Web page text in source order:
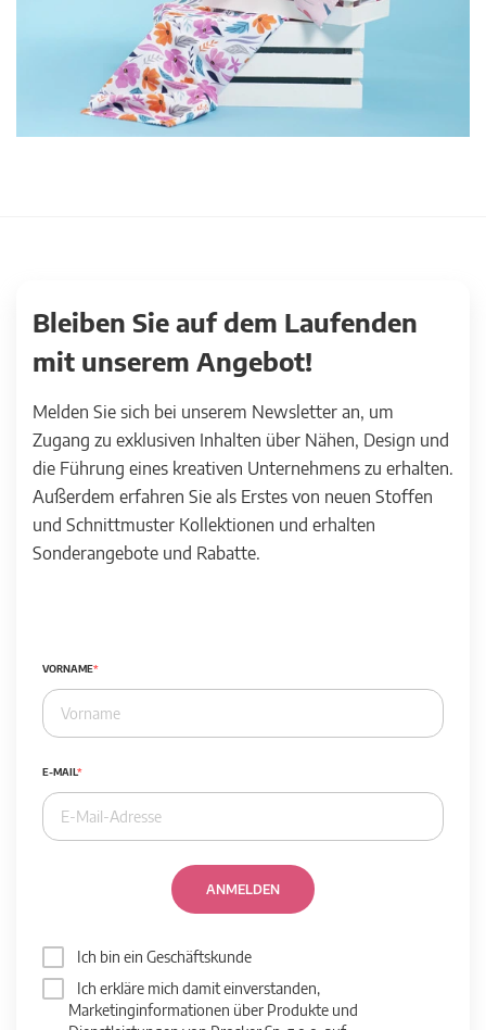
Bleiben Sie auf dem Laufenden
mit unserem Angebot!
Melden Sie sich bei unserem Newsletter an, um
Zugang zu exklusiven Inhalten über Nähen, Design und
die Führung eines kreativen Unternehmens zu erhalten.
Außerdem erfahren Sie als Erstes von neuen Stoffen
und Schnittmuster Kollektionen und erhalten
Sonderangebote und Rabatte.
VORNAME
E-MAIL
ANMELDEN
Ich bin ein Geschäftskunde
Ich erkläre mich damit einverstanden,
Marketinginformationen über Produkte und